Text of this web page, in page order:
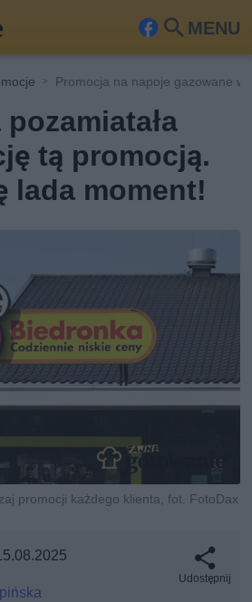
MENU
Fa
ook
Szu
kaj
Promocja na napoje gazowane w
tą promocją.
lada moment!
promocji każdego klienta, fot. FotoDax
Udostępnij